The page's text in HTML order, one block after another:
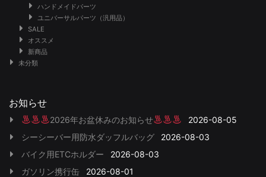
ハンドメイドパーツ
ユニバーサルパーツ（汎用品）
SALE
オススメ
新商品
未分類
お知らせ
2026年お盆休みのお知らせ
2026-08-05
シーシーバー用防水ダッフルバッグ
2026-08-03
バイク用ETCホルダー
2026-08-03
ガソリン携行缶
2026-08-01